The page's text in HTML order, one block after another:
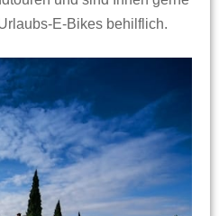
E-Bikes behilflich.